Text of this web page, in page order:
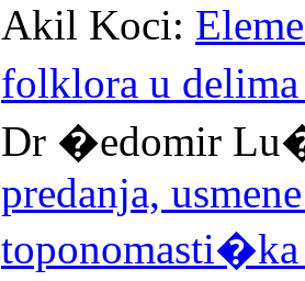
Akil Koci:
folklora u
Dr �edomir
predanja,
toponomasti�ka